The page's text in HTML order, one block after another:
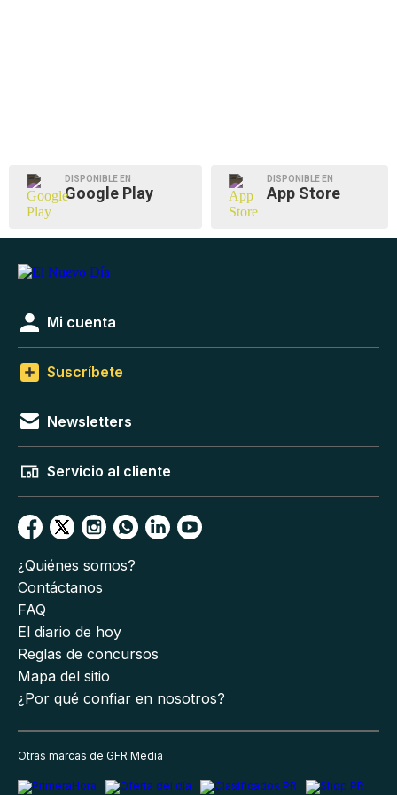
DISPONIBLE EN
Google Play
DISPONIBLE EN
App Store
Mi cuenta
Suscríbete
Newsletters
Servicio al cliente
¿Quiénes somos?
Contáctanos
FAQ
El diario de hoy
Reglas de concursos
Mapa del sitio
¿Por qué confiar en nosotros?
Otras marcas de GFR Media